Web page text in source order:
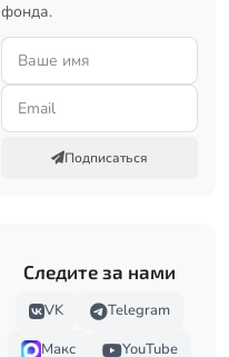
фонда.
Подписаться
Следите за нами
VK
Telegram
Макс
YouTube